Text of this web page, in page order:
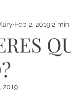
Feb 2, 2019 2 min
2019